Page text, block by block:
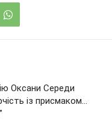
Оксани Середи
із присмаком…